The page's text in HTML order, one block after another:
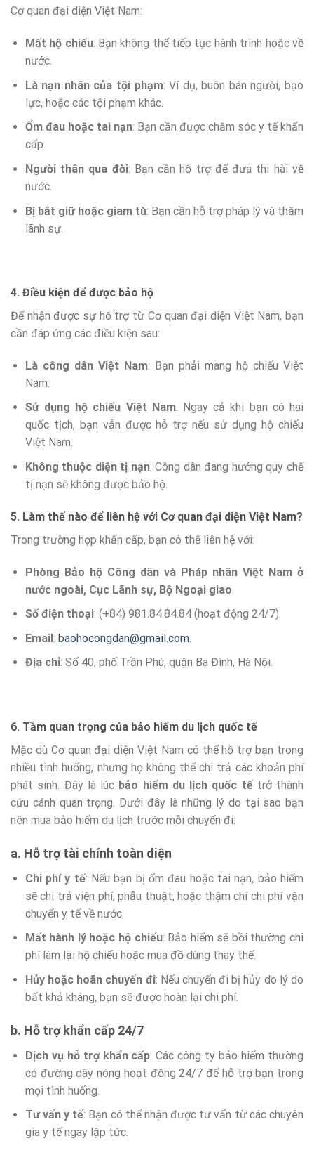
Cơ quan đại diện Việt Nam:
Mất hộ chiếu: Bạn không thể tiếp tục hành trình hoặc về
nước.
Là nạn nhân của tội phạm: Ví dụ, buôn bán người, bạo
lực, hoặc các tội phạm khác.
Ốm đau hoặc tai nạn: Bạn cần được chăm sóc y tế khẩn
cấp.
Người thân qua đời: Bạn cần hỗ trợ để đưa thi hài về
nước.
Bị bắt giữ hoặc giam tù: Bạn cần hỗ trợ pháp lý và thăm
lãnh sự.
4. Điều kiện để được bảo hộ
Để nhận được sự hỗ trợ từ Cơ quan đại diện Việt Nam, bạn
cần đáp ứng các điều kiện sau:
Là công dân Việt Nam: Bạn phải mang hộ chiếu Việt
Nam.
Sử dụng hộ chiếu Việt Nam: Ngay cả khi bạn có hai
quốc tịch, bạn vẫn được hỗ trợ nếu sử dụng hộ chiếu
Việt Nam.
Không thuộc diện tị nạn: Công dân đang hưởng quy chế
tị nạn sẽ không được bảo hộ.
5. Làm thế nào để liên hệ với Cơ quan đại diện Việt Nam?
Trong trường hợp khẩn cấp, bạn có thể liên hệ với:
Phòng Bảo hộ Công dân và Pháp nhân Việt Nam ở
nước ngoài, Cục Lãnh sự, Bộ Ngoại giao
Số điện thoại: (+84) 981.84.84.84 (hoạt động 24/7).
Email: baohocongdan@gmail.com.
Địa chỉ: Số 40, phố Trần Phú, quận Ba Đình, Hà Nội.
6. Tầm quan trọng của bảo hiểm du lịch quốc tế
Mặc dù Cơ quan đại diện Việt Nam có thể hỗ trợ bạn trong
nhiều tình huống, nhưng họ không thể chi trả các khoản phí
phát sinh. Đây là lúc bảo hiểm du lịch quốc tếtrở thành
cứu cánh quan trọng. Dưới đây là những lý do tại sao bạn
nên mua bảo hiểm du lịch trước mỗi chuyến đi:
a. Hỗ trợ tài chính toàn diện
Chi phí y tế: Nếu bạn bị ốm đau hoặc tai nạn, bảo hiểm
sẽ chi trả viện phí, phẫu thuật, hoặc thậm chí chi phí vận
chuyển y tế về nước.
Mất hành lý hoặc hộ chiếu: Bảo hiểm sẽ bồi thường chi
phí làm lại hộ chiếu hoặc mua đồ dùng thay thế.
Hủy hoặc hoãn chuyến đi: Nếu chuyến đi bị hủy do lý do
bất khả kháng, bạn sẽ được hoàn lại chi phí.
b. Hỗ trợ khẩn cấp 24/7
Dịch vụ hỗ trợ khẩn cấp: Các công ty bảo hiểm thường
có đường dây nóng hoạt động 24/7 để hỗ trợ bạn trong
mọi tình huống.
Tư vấn y tế: Bạn có thể nhận được tư vấn từ các chuyên
gia y tế ngay lập tức.